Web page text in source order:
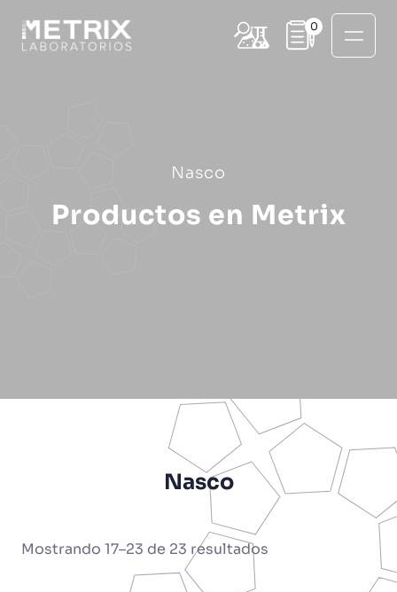
0
Nasco
Productos en Metrix
Nasco
Mostrando 17–23 de 23 resultados